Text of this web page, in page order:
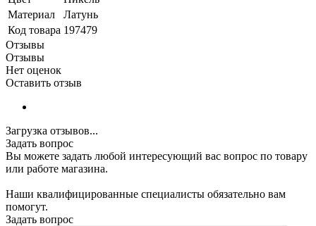
Материал
Латунь
Код товара 197479
Отзывы
Отзывы
Нет оценок
Оставить отзыв
Загрузка отзывов...
Задать вопрос
Вы можете задать любой интересующий вас вопрос по товару
или работе магазина.
Наши квалифицированные специалисты обязательно вам
помогут.
Задать вопрос